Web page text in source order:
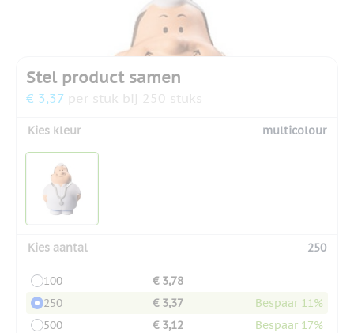
Stel product samen
€ 3,37 per stuk bij 250 stuks
Kies kleur multicolour
Kies aantal 250
100
€ 3,78
250
€ 3,37
Bespaar 11%
500
€ 3,12
Bespaar 17%